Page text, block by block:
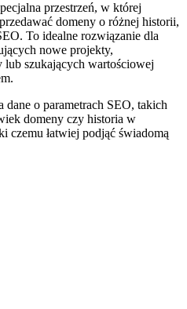
przestrzeń, w której
domeny o różnej historii,
To idealne rozwiązanie dla
nowe projekty,
szukających wartościowej
dane o parametrach SEO, takich
domeny czy historia w
czemu łatwiej podjąć świadomą